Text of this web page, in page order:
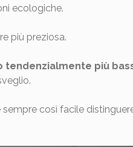
ecologiche.
più preziosa.
tendenzialmente più
così facile